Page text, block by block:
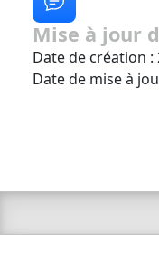
Mise à jour
Date de création :
Date de mise à